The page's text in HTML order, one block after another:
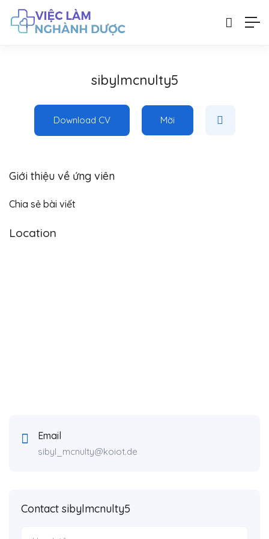
sibylmcnulty5
Download CV Mời
Giới thiệu về ứng viên
Chia sẻ bài viết
Location
Email
sibyl_mcnulty@koiot.de
Contact sibylmcnulty5